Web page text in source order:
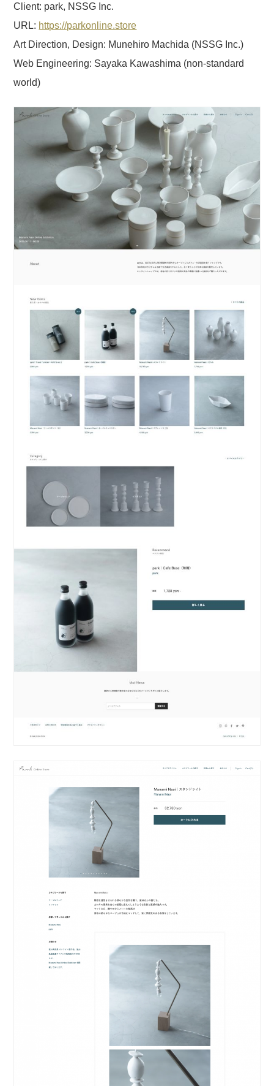
Client: park, NSSG Inc.
URL: https://parkonline.store
Art Direction, Design: Munehiro Machida (NSSG Inc.)
Web Engineering: Sayaka Kawashima (non-standard
world)